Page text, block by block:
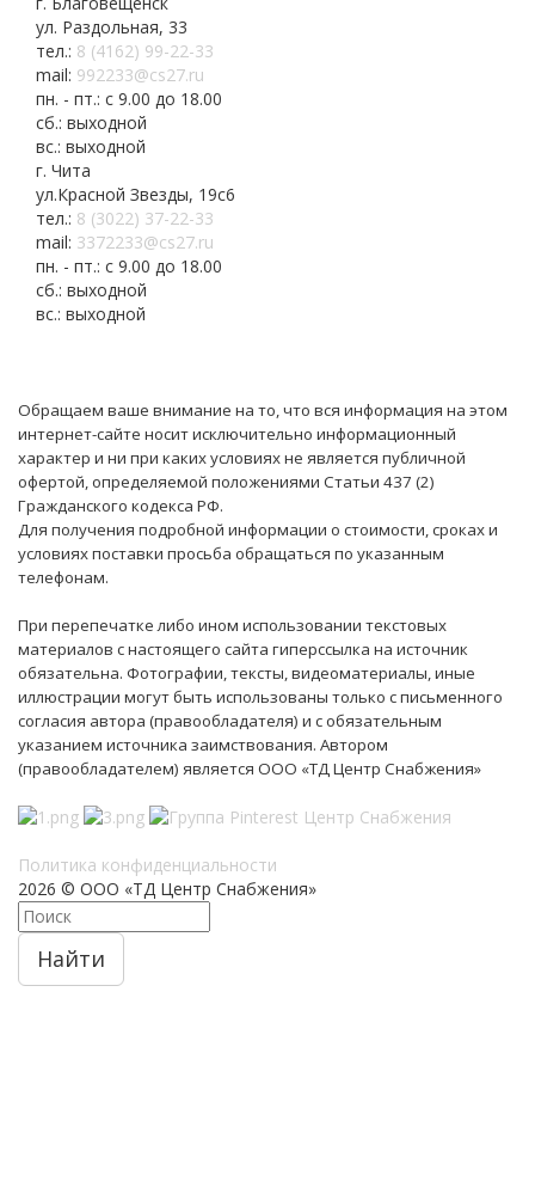
ул. Раздольная, 33
тел.: 8 (4162) 99-22-33
mail: 992233@cs27.ru
пн. - пт.: с 9.00 до 18.00
сб.: выходной
вс.: выходной
г. Чита
ул.Красной Звезды, 19с6
тел.: 8 (3022) 37-22-33
mail: 3372233@cs27.ru
пн. - пт.: с 9.00 до 18.00
сб.: выходной
вс.: выходной
Обращаем ваше внимание на то, что вся информация на этом
интернет-сайте носит исключительно информационный
характер и ни при каких условиях не является публичной
офертой, определяемой положениями Статьи 437 (2)
Гражданского кодекса РФ.
Для получения подробной информации о стоимости, сроках и
условиях поставки просьба обращаться по указанным
телефонам.
При перепечатке либо ином использовании текстовых
материалов с настоящего сайта гиперссылка на источник
обязательна. Фотографии, тексты, видеоматериалы, иные
иллюстрации могут быть использованы только с письменного
согласия автора (правообладателя) и с обязательным
указанием источника заимствования. Автором
(правообладателем) является ООО «ТД Центр Снабжения»
Политика конфиденциальности
2026 © ООО «ТД Центр Снабжения»
Найти